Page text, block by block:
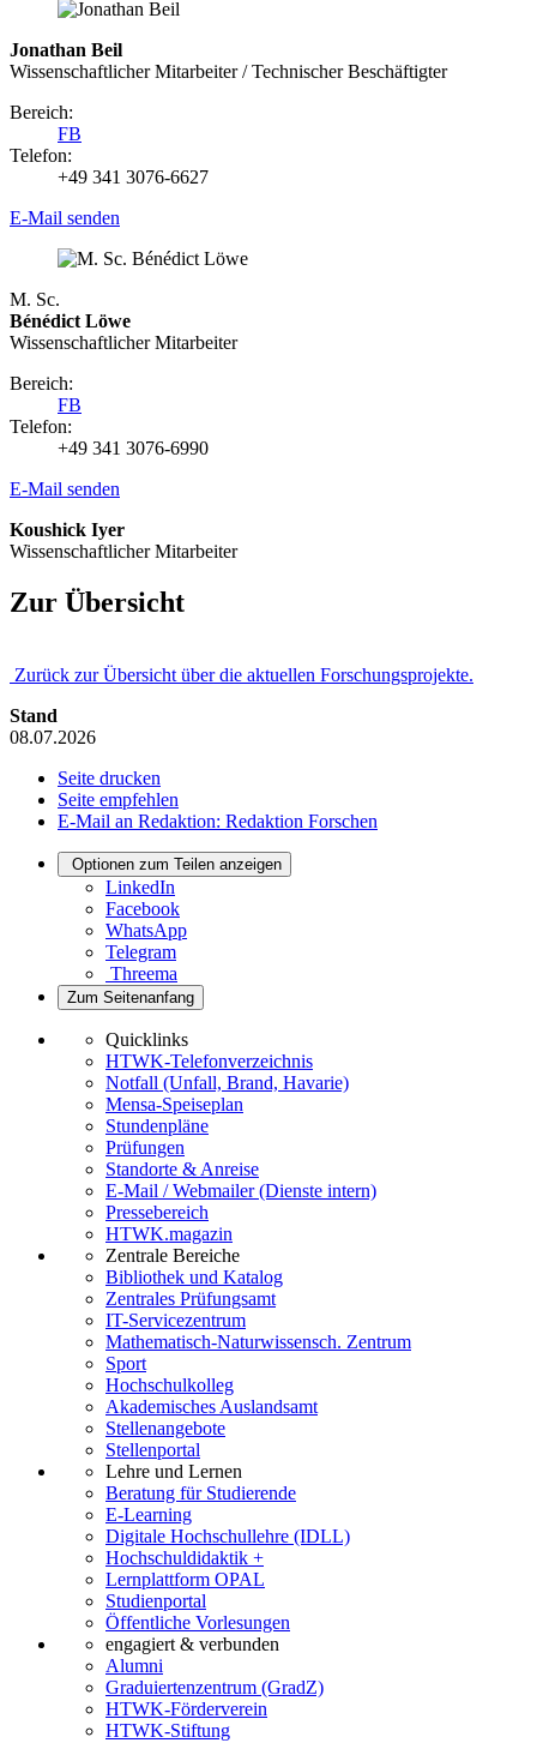
Jonathan Beil
Wissenschaftlicher Mitarbeiter / Technischer Beschäftigter
Bereich:
FB
Telefon:
+49 341 3076-6627
E-Mail senden
M. Sc.
Bénédict Löwe
Wissenschaftlicher Mitarbeiter
Bereich:
FB
Telefon:
+49 341 3076-6990
E-Mail senden
Koushick Iyer
Wissenschaftlicher Mitarbeiter
Zur Übersicht
Zurück zur Übersicht über die aktuellen Forschungsprojekte.
Stand
08.07.2026
Seite drucken
Seite empfehlen
E-Mail an Redaktion: Redaktion Forschen
Optionen zum Teilen anzeigen
LinkedIn
Facebook
WhatsApp
Telegram
Threema
Zum Seitenanfang
Quicklinks
HTWK-Telefonverzeichnis
Notfall (Unfall, Brand, Havarie)
Mensa-Speiseplan
Stundenpläne
Prüfungen
Standorte & Anreise
E-Mail / Webmailer (Dienste intern)
Pressebereich
HTWK.magazin
Zentrale Bereiche
Bibliothek und Katalog
Zentrales Prüfungsamt
IT-Servicezentrum
Mathematisch-Naturwissensch. Zentrum
Sport
Hochschulkolleg
Akademisches Auslandsamt
Stellenangebote
Stellenportal
Lehre und Lernen
Beratung für Studierende
E-Learning
Digitale Hochschullehre (IDLL)
Hochschuldidaktik +
Lernplattform OPAL
Studienportal
Öffentliche Vorlesungen
engagiert & verbunden
Alumni
Graduiertenzentrum (GradZ)
HTWK-Förderverein
HTWK-Stiftung